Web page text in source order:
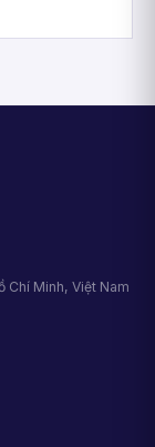
Chí Minh, Việt Nam